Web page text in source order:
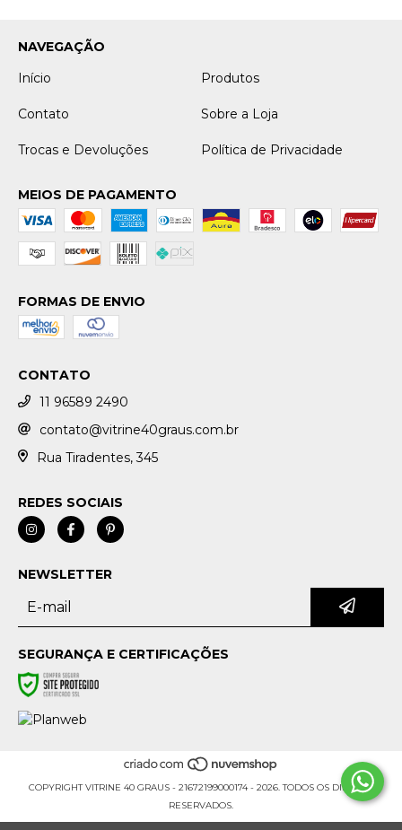
NAVEGAÇÃO
Início
Produtos
Contato Sobre a Loja
Trocas e Devoluções Política de Privacidade
MEIOS DE PAGAMENTO
FORMAS DE ENVIO
CONTATO
11 96589 2490
contato@vitrine40graus.com.br
Rua Tiradentes, 345
REDES SOCIAIS
NEWSLETTER
SEGURANÇA E CERTIFICAÇÕES
COPYRIGHT VITRINE 40 GRAUS - 21672199000174 - 2026. TODOS OS DIREITOS
RESERVADOS.